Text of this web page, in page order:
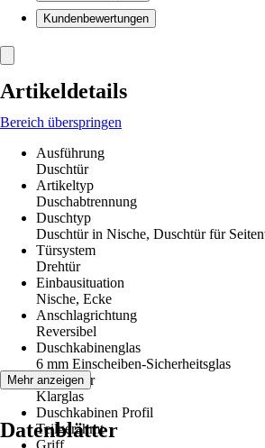
Kundenbewertungen
Artikeldetails
Bereich überspringen
Ausführung
Duschtür
Artikeltyp
Duschabtrennung
Duschtyp
Duschtür in Nische, Duschtür für
Türsystem
Drehtür
Einbausituation
Nische, Ecke
Anschlagrichtung
Reversibel
Duschkabinenglas
6 mm Einscheiben-Sicherheitsglas
Glasdekor
Klarglas
Duschkabinen Profil
Teilgerahmt
Griff
Mehr anzeigen
Datenblätter